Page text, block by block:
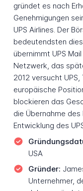
gründet es nach
Genehmigungen
UPS Airlines. Der
bedeutendsten
übernimmt UPS
Netzwerk, das
2012 versucht
europäische
blockieren das
die Übernahme
Entwicklung des
USA
Gründer:
Unternehmer,